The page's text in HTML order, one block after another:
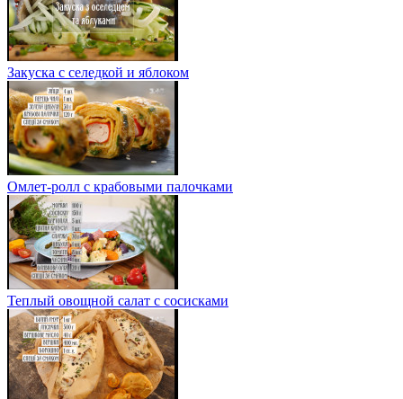
Закуска с селедкой и яблоком
Омлет-ролл с крабовыми палочками
Теплый овощной салат с сосисками